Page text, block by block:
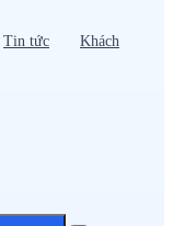
Tin tức
Khách